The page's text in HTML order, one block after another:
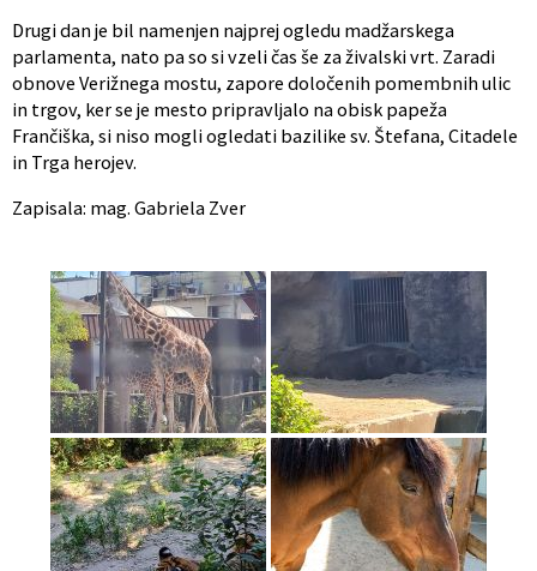
Drugi dan je bil namenjen najprej ogledu madžarskega
parlamenta, nato pa so si vzeli čas še za živalski vrt. Zaradi
obnove Verižnega mostu, zapore določenih pomembnih ulic
in trgov, ker se je mesto pripravljalo na obisk papeža
Frančiška, si niso mogli ogledati bazilike sv. Štefana, Citadele
in Trga herojev.
Zapisala: mag. Gabriela Zver